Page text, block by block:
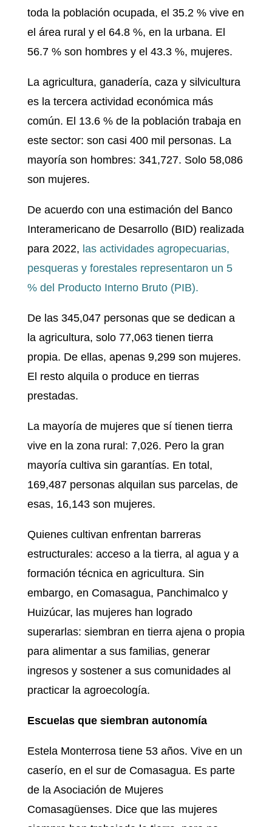
toda la población ocupada, el 35.2 % vive en
el área rural y el 64.8 %, en la urbana. El
56.7 % son hombres y el 43.3 %, mujeres.
La agricultura, ganadería, caza y silvicultura
es la tercera actividad económica más
común. El 13.6 % de la población trabaja en
este sector: son casi 400 mil personas. La
mayoría son hombres: 341,727. Solo 58,086
son mujeres.
De acuerdo con una estimación del Banco
Interamericano de Desarrollo (BID) realizada
para 2022, las actividades agropecuarias,
pesqueras y forestales representaron un 5
% del Producto Interno Bruto (PIB).
De las 345,047 personas que se dedican a
la agricultura, solo 77,063 tienen tierra
propia. De ellas, apenas 9,299 son mujeres.
El resto alquila o produce en tierras
prestadas.
La mayoría de mujeres que sí tienen tierra
vive en la zona rural: 7,026. Pero la gran
mayoría cultiva sin garantías. En total,
169,487 personas alquilan sus parcelas, de
esas, 16,143 son mujeres.
Quienes cultivan enfrentan barreras
estructurales: acceso a la tierra, al agua y a
formación técnica en agricultura. Sin
embargo, en Comasagua, Panchimalco y
Huizúcar, las mujeres han logrado
superarlas: siembran en tierra ajena o propia
para alimentar a sus familias, generar
ingresos y sostener a sus comunidades al
practicar la agroecología.
Escuelas que siembran autonomía
Estela Monterrosa tiene 53 años. Vive en un
caserío, en el sur de Comasagua. Es parte
de la Asociación de Mujeres
Comasagüenses. Dice que las mujeres